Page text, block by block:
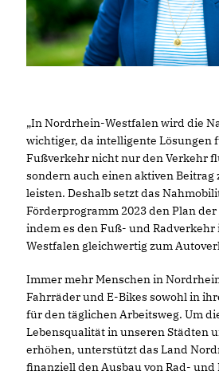
In Nordrhein-Westfalen wird die
wichtiger, da intelligente Lösungen
Fußverkehr nicht nur den Verkehr
sondern auch einen aktiven Beitrag
leisten. Deshalb setzt das
Förderprogramm 2023 den Plan
indem es den Fuß- und
Westfalen gleichwertig zum
Immer mehr Menschen in
Fahrräder und E-Bikes sowohl in
für den täglichen Arbeitsweg. Um
Lebensqualität in unseren Städten
erhöhen, unterstützt das Land
finanziell den Ausbau von Rad- und